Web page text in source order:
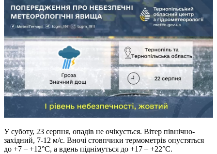
У суботу, 23 серпня, опадів не очікується. Вітер північно-
західний, 7-12 м/с. Вночі стовпчики термометрів опустяться
до +7 – +12°C, а вдень піднімуться до +17 – +22°C.